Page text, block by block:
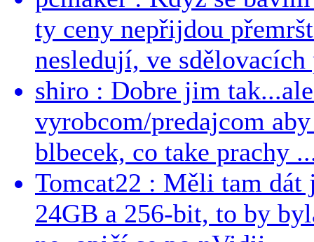
ty ceny nepřijdou
nesledují, ve sdělovacích
shiro : Dobre jim
vyrobcom/predajcom
blbecek, co take prachy
Tomcat22 : Měli tam dát
24GB a 256-bit, to by